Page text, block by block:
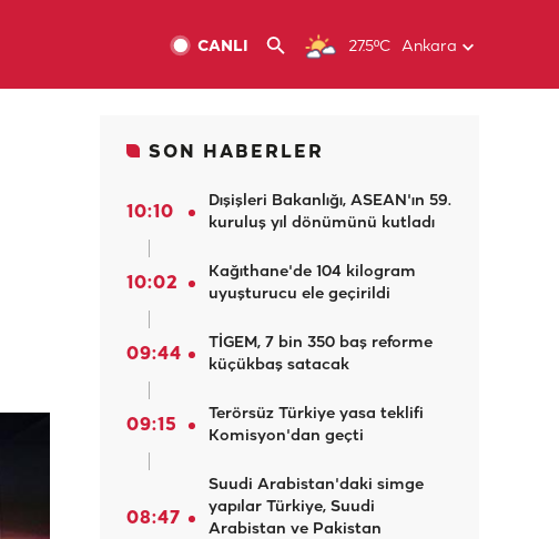
27.5ºC Ankara
CANLI
SON HABERLER
10:10
Dışişleri Bakanlığı, ASEAN'ın 59.
kuruluş yıl dönümünü kutladı
10:02
Kağıthane'de 104 kilogram
uyuşturucu ele geçirildi
09:44
TİGEM, 7 bin 350 baş reforme
küçükbaş satacak
09:15
Terörsüz Türkiye yasa teklifi
Komisyon'dan geçti
08:47
Suudi Arabistan'daki simge
yapılar Türkiye, Suudi
Arabistan ve Pakistan